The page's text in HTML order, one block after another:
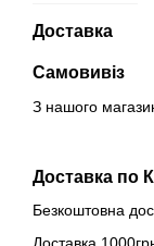
Доставка
Самовивіз
З нашого
Доставка по
Безкоштовна